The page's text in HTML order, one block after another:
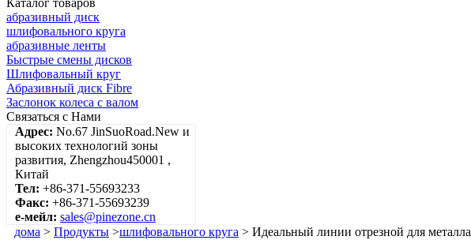
Каталог товаров
абразивный диск
шлифовального круга
абразивные ленты
Быстрые смены дисков
Шлифовальный круг
Абразивный диск Fibre
Заслонок колеса с валом
Связаться с Нами
Адрес: No.67 JinSuoRoad.New и
высоких технологий зоны
развития, Zhengzhou450001 ,
Китай
Тел: +86-371-55693233
Факс: +86-371-55693239
е-мейл: sales@pinezone.cn
дома > Продукты >шлифовального круга > Идеальный линии отрезной для металла